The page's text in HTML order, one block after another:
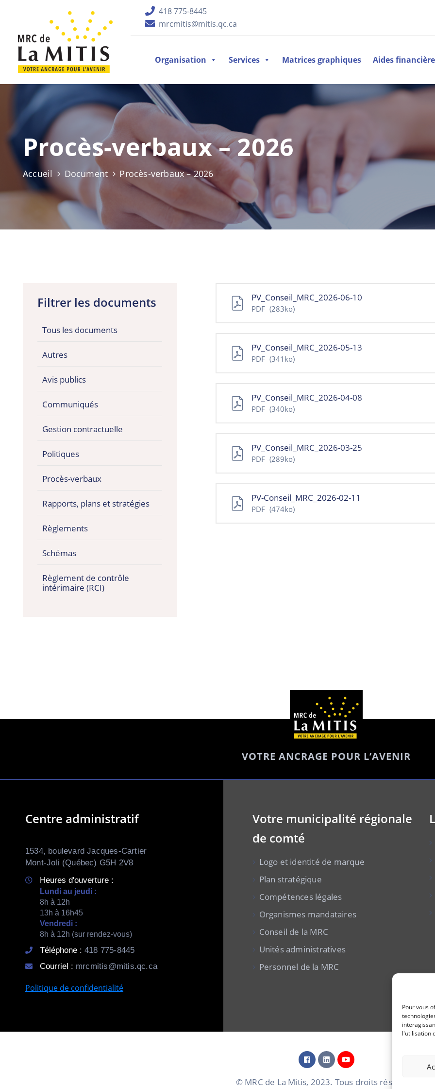
Pour vous
l'utilisation
418 775-8445
mrcmitis@mitis.qc.ca
Organisation Services Matrices graphiques Aides
Procès-verbaux – 2026
Accueil Document Procès-verbaux – 2026
Filtrer les documents
Tous les documents
Autres
Avis publics
Communiqués
Gestion contractuelle
Politiques
Procès-verbaux
Rapports, plans et stratégies
Règlements
Schémas
Règlement de contrôle
intérimaire (RCI)
PV_Conseil_MRC_2026-06-10
PDF (283ko)
PV_Conseil_MRC_2026-05-13
PDF (341ko)
PV_Conseil_MRC_2026-04-08
PDF (340ko)
PV_Conseil_MRC_2026-03-25
PDF (289ko)
PV-Conseil_MRC_2026-02-11
PDF (474ko)
VOTRE ANCRAGE POUR L’AVENIR
Centre administratif
1534, boulevard Jacques-Cartier
Mont-Joli (Québec) G5H 2V8
Heures d'ouverture :
Lundi au jeudi :
8h à 12h
13h à 16h45
Vendredi :
8h à 12h (sur rendez-vous)
Téléphone : 418 775-8445
Courriel : mrcmitis@mitis.qc.ca
Politique de confidentialité
Votre municipalité régionale
de comté
Logo et identité de marque
Plan stratégique
Compétences légales
Organismes mandataires
Conseil de la MRC
Unités administratives
Personnel de la MRC
© MRC de La Mitis, 2023. Tous droits réservés.